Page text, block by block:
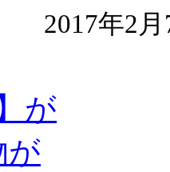
2017年2